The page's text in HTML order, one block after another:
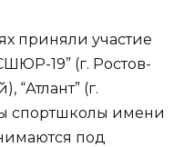
приняли участие
19” (г. Ростов-
“Атлант” (г.
спортшколы имени
под